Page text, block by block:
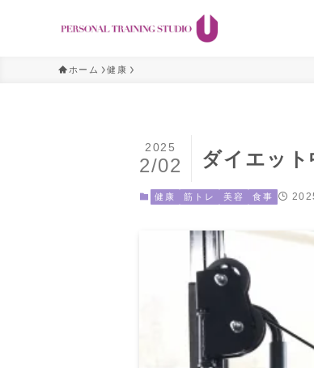
ホーム 健康
ダイエッ
2025
2/02
健康 筋トレ 美容 食事